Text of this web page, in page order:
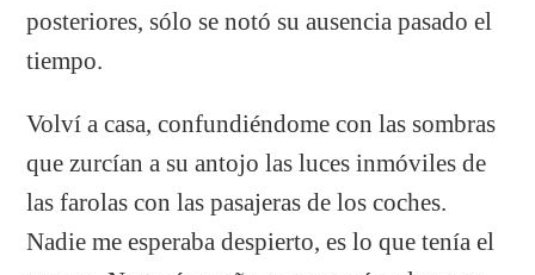
posteriores, sólo se notó su ausencia pasado el
tiempo.
Volví a casa, confundiéndome con las sombras
que zurcían a su antojo las luces inmóviles de
las farolas con las pasajeras de los coches.
Nadie me esperaba despierto, es lo que tenía el